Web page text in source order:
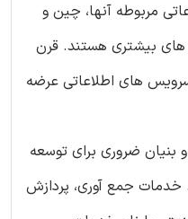
مربوطه آنها، چین و
های بیشتری هستند. قرن
سرویس های اطلاعاتی عرضه
و بنیان ضروری برای توسعه
خدمات جمع آوری، پردازش